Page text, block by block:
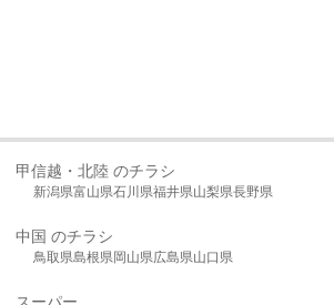
甲信越・北陸 のチラシ
新潟県富山県石川県福井県山梨県長野県
中国 のチラシ
鳥取県島根県岡山県広島県山口県